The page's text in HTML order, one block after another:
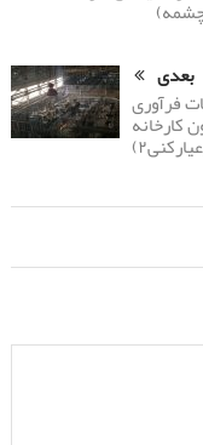
بعدی
فرآوری
کارخانه